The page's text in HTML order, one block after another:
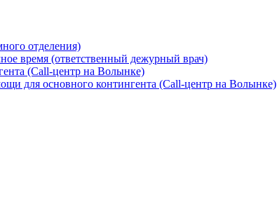
отделения)
время (ответственный дежурный врач)
(Call-центр на Волынке)
для основного контингента (Call-центр на Волынке)